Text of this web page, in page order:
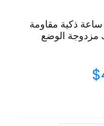
Microwear GT3 IP68 ساعة ذكية مقاومة
مزدوجة الوضع
$